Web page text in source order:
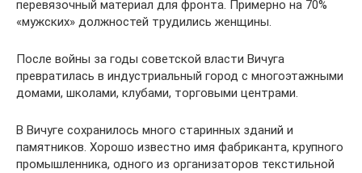
перевязочный материал для фронта. Примерно на 70%
«мужских» должностей трудились женщины.
После войны за годы советской власти Вичуга
превратилась в индустриальный город с многоэтажными
домами, школами, клубами, торговыми центрами.
В Вичуге сохранилось много старинных зданий и
памятников. Хорошо известно имя фабриканта, крупного
промышленника, одного из организаторов текстильной